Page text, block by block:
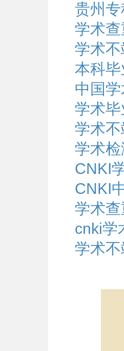
贵州
学术
学术
本科
中国
学术
学术
学术
CNKI
CNKI
学术
cnki学
学术